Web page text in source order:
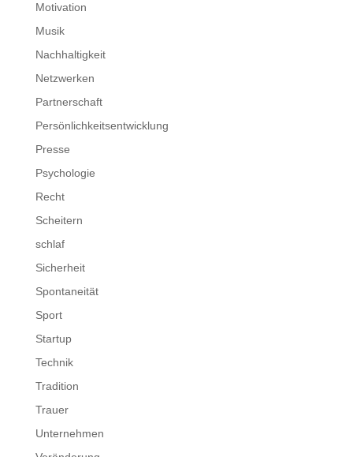
Motivation
Musik
Nachhaltigkeit
Netzwerken
Partnerschaft
Persönlichkeitsentwicklung
Presse
Psychologie
Recht
Scheitern
schlaf
Sicherheit
Spontaneität
Sport
Startup
Technik
Tradition
Trauer
Unternehmen